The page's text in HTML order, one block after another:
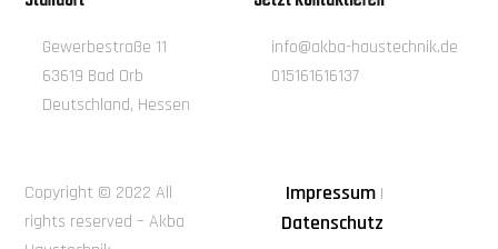
Gewerbestraße 11
63619 Bad Orb
Deutschland, Hessen
info@akba-haustechnik.de
015161616137
Copyright © 2022 All
rights reserved – Akba
Impressum|
Datenschutz